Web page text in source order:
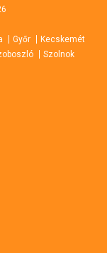
Győr
Kecskemét
Szolnok